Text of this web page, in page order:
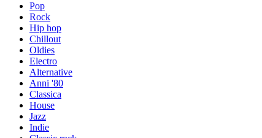
Pop
Rock
Hip hop
Chillout
Oldies
Electro
Alternative
Anni '80
Classica
House
Jazz
Indie